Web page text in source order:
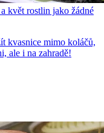
květ rostlin jako žádné
kvasnice mimo koláčů,
ale i na zahradě!